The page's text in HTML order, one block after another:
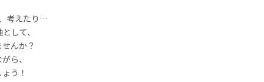
考えたり…
して、
んか？
ら、
う！